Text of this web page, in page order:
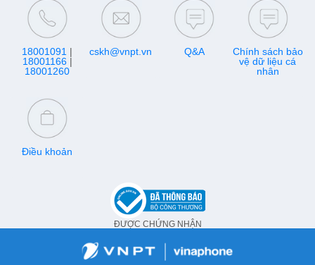
18001091 |
18001166|
18001260
cskh@vnpt.vn Q&A
Chính sách bảo
vệ dữ liệu cá
nhân
Điều khoản
ĐƯỢC CHỨNG NHẬN